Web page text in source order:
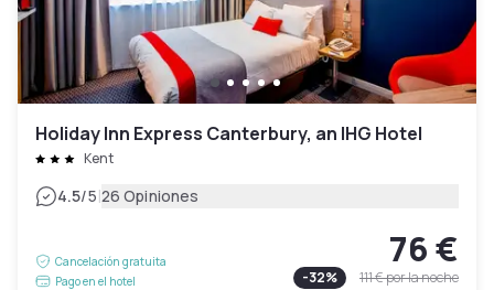
Holiday Inn Express Canterbury, an IHG Hotel
Kent
4.5/5|26 Opiniones
Cancelación gratuita
Pago en el hotel
76 €
-32% 111 €por la noche